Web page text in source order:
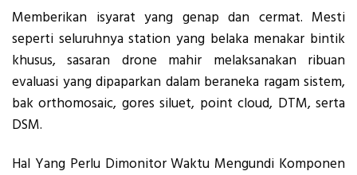
Memberikan isyarat yang genap dan cermat. Mesti
seperti seluruhnya station yang belaka menakar bintik
khusus, sasaran drone mahir melaksanakan ribuan
evaluasi yang dipaparkan dalam beraneka ragam sistem,
bak orthomosaic, gores siluet, point cloud, DTM, serta
DSM.
Hal Yang Perlu Dimonitor Waktu Mengundi Komponen